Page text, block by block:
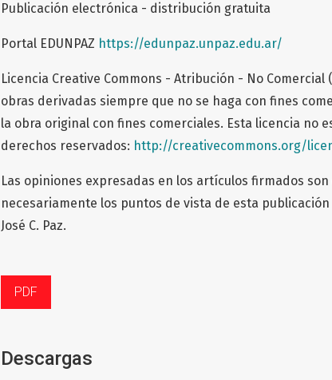
Publicación electrónica - distribución gratuita
Portal EDUNPAZ https://edunpaz.unpaz.edu.ar/
Licencia Creative Commons - Atribución - No
obras derivadas siempre que no se haga con fines
la obra original con fines comerciales. Esta licencia no
derechos reservados: http://creativecommons.org/
Las opiniones expresadas en los artículos firmados
necesariamente los puntos de vista de esta
José C. Paz.
PDF
Descargas